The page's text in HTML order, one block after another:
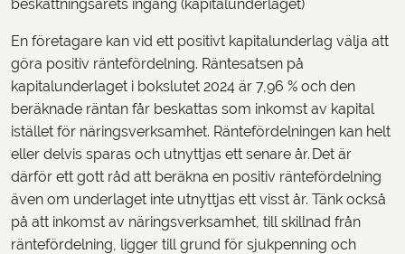
beskattningsårets ingång (kapitalunderlaget)
En företagare kan vid ett positivt kapitalunderlag välja att
göra positiv räntefördelning. Räntesatsen på
kapitalunderlaget i bokslutet 2024 är 7,96 % och den
beräknade räntan får beskattas som inkomst av kapital
istället för näringsverksamhet. Räntefördelningen kan helt
eller delvis sparas och utnyttjas ett senare år. Det är
därför ett gott råd att beräkna en positiv räntefördelning
även om underlaget inte utnyttjas ett visst år. Tänk också
på att inkomst av näringsverksamhet, till skillnad från
räntefördelning, ligger till grund för sjukpenning och